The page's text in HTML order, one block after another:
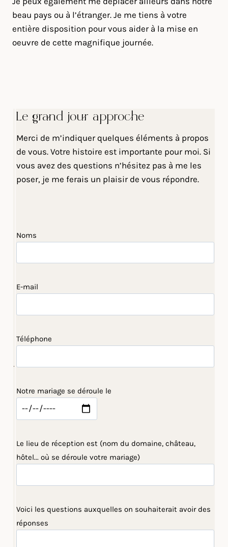
beau pays ou à l’étranger. Je me tiens à votre
entière disposition pour vous aider à la mise en
oeuvre de cette magnifique journée.
Le grand jour approche
Merci de m’indiquer quelques éléments à propos
de vous. Votre histoire est importante pour moi. Si
vous avez des questions n’hésitez pas à me les
poser, je me ferais un plaisir de vous répondre.
Noms
E-mail
Téléphone
Notre mariage se déroule le
Le lieu de réception est (nom du domaine, château,
hôtel... où se déroule votre mariage)
Voici les questions auxquelles on souhaiterait avoir des
réponses